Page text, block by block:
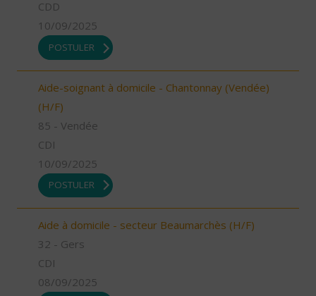
CDD
10/09/2025
POSTULER
Aide-soignant à domicile - Chantonnay (Vendée)
(H/F)
85 - Vendée
CDI
10/09/2025
POSTULER
Aide à domicile - secteur Beaumarchès (H/F)
32 - Gers
CDI
08/09/2025